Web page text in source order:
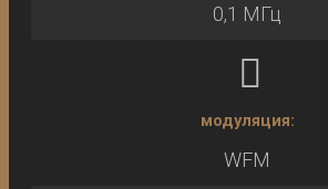
0,1 МГц
модуляция:
WFM